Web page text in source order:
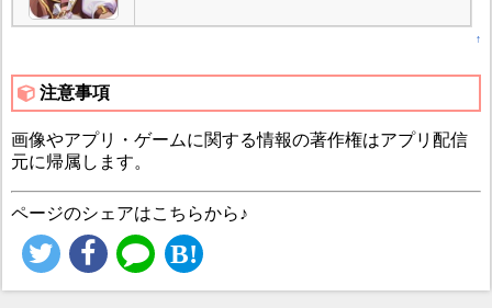
↑
注意事項
画像やアプリ・ゲームに関する情報の著作権はアプリ配信
元に帰属します。
ページのシェアはこちらから♪